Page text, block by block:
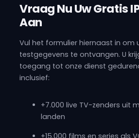
Vraag Nu Uw Gratis
Aan
Vul het formulier hiernaast in om
testgegevens te ontvangen. U
toegang tot onze dienst
inclusief:
+7.000 live TV-zenders uit
landen
+15.000 films en series als